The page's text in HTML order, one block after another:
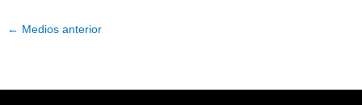
← Medios anterior